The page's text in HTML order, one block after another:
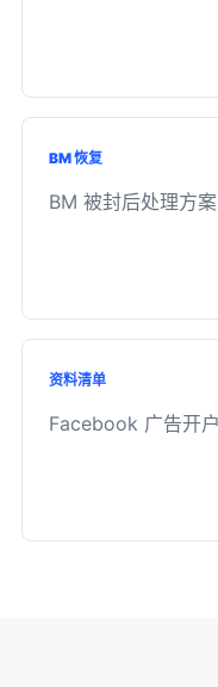
BM 恢复
BM 被封后处理方
资料清单
Facebook 广告开